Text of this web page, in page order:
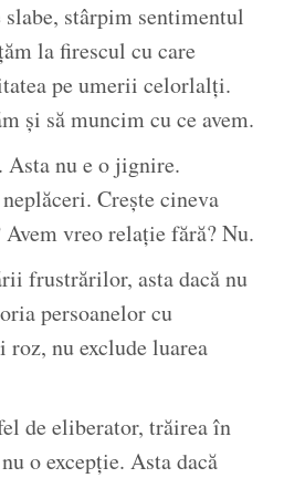
stârpim sentimentul
la firescul cu care
pe umerii celorlalți.
și să muncim cu ce avem.
nu e o jignire.
Crește cineva
vreo relație fără? Nu.
frustrărilor, asta dacă nu
persoanelor cu
nu exclude luarea
de eliberator, trăirea în
o excepție. Asta dacă